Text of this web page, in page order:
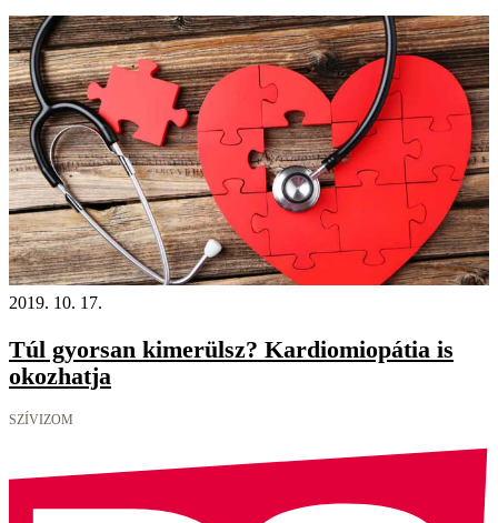
2019. 10. 17.
Túl gyorsan kimerülsz? Kardiomiopátia is
okozhatja
SZÍVIZOM